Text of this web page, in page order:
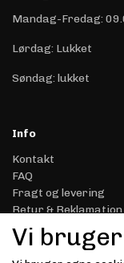
Mandag-Fredag:
Lørdag: Lukket
Søndag: lukket
Info
Kontakt
FAQ
Fragt og levering
Retur & Reklamation
Handelsbetingelser
Datasikkerhed &
Gavekort
Vi